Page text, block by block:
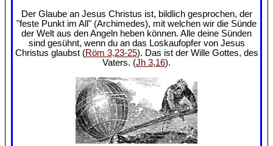
Der Glaube an Jesus Christus ist, bildlich gesprochen, der
"feste Punkt im All" (Archimedes), mit welchen wir die Sünde
der Welt aus den Angeln heben können. Alle deine Sünden
sind gesühnt, wenn du an das Loskaufopfer von Jesus
Christus glaubst (Röm 3,23-25). Das ist der Wille Gottes, des
Vaters. (Jh 3,16).